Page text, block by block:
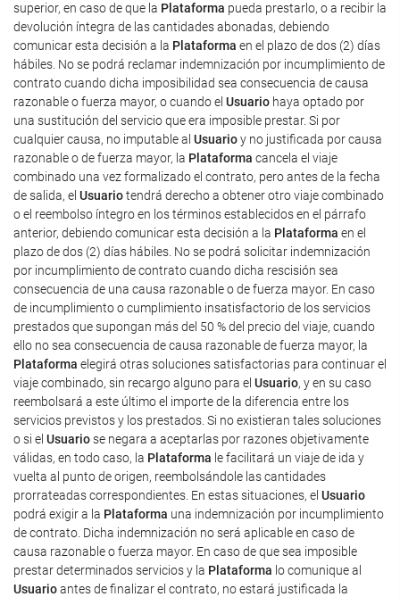
superior, en caso de que la Plataforma pueda prestarlo, o a recibir la
devolución íntegra de las cantidades abonadas, debiendo
comunicar esta decisión a la Plataforma en el plazo de dos (2) días
hábiles. No se podrá reclamar indemnización por incumplimiento de
contrato cuando dicha imposibilidad sea consecuencia de causa
razonable o fuerza mayor, o cuando el Usuario haya optado por
una sustitución del servicio que era imposible prestar. Si por
cualquier causa, no imputable al Usuarioy no justificada por causa
razonable o de fuerza mayor, la Plataforma cancela el viaje
combinado una vez formalizado el contrato, pero antes de la fecha
de salida, el Usuariotendrá derecho a obtener otro viaje combinado
o el reembolso íntegro en los términos establecidos en el párrafo
anterior, debiendo comunicar esta decisión a la Plataforma en el
plazo de dos (2) días hábiles. No se podrá solicitar indemnización
por incumplimiento de contrato cuando dicha rescisión sea
consecuencia de una causa razonable o de fuerza mayor. En caso
de incumplimiento o cumplimiento insatisfactorio de los servicios
prestados que supongan más del 50 % del precio del viaje, cuando
ello no sea consecuencia de causa razonable de fuerza mayor, la
Plataforma elegirá otras soluciones satisfactorias para continuar el
viaje combinado, sin recargo alguno para el Usuario, y en su caso
reembolsará a este último el importe de la diferencia entre los
servicios previstos y los prestados. Si no existieran tales soluciones
o si el Usuariose negara a aceptarlas por razones objetivamente
válidas, en todo caso, la Plataforma le facilitará un viaje de ida y
vuelta al punto de origen, reembolsándole las cantidades
prorrateadas correspondientes. En estas situaciones, el Usuario
podrá exigir a la Plataforma una indemnización por incumplimiento
de contrato. Dicha indemnización no será aplicable en caso de
causa razonable o fuerza mayor. En caso de que sea imposible
prestar determinados servicios y la Plataforma lo comunique al
Usuarioantes de finalizar el contrato, no estará justificada la